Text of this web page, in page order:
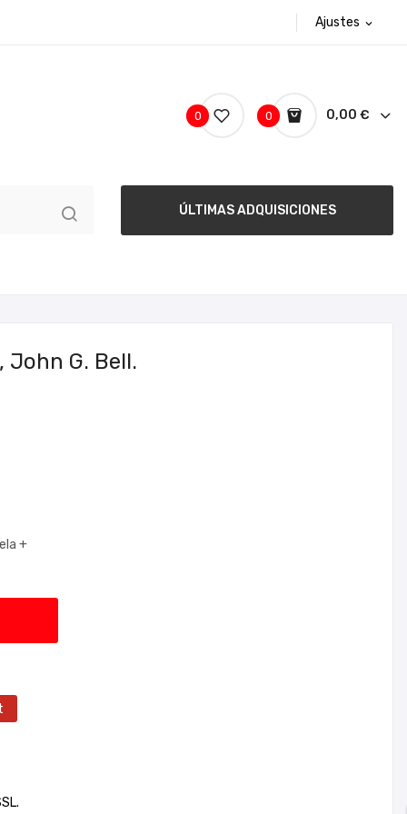
Ajustes expand_more
0 0,00 €
0
ÚLTIMAS ADQUISICIONES
G. Bell.
+